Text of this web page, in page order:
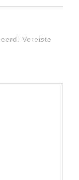
Vereiste